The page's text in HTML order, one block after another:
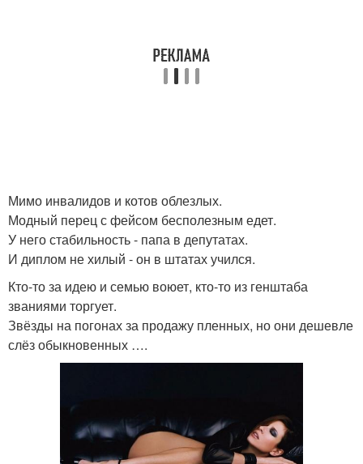
Мимо инвалидов и котов облезлых.
Модный перец с фейсом бесполезным едет.
У него стабильность - папа в депутатах.
И диплом не хилый - он в штатах учился.
Кто-то за идею и семью воюет, кто-то из генштаба
званиями торгует.
Звёзды на погонах за продажу пленных, но они дешевле
слёз обыкновенных ….